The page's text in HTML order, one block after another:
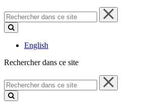
Rechercher
dans
ce
English
Rechercher dans ce site
Rechercher
dans
ce